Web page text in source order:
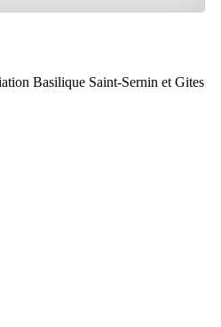
Basilique Saint-Sernin et Gites